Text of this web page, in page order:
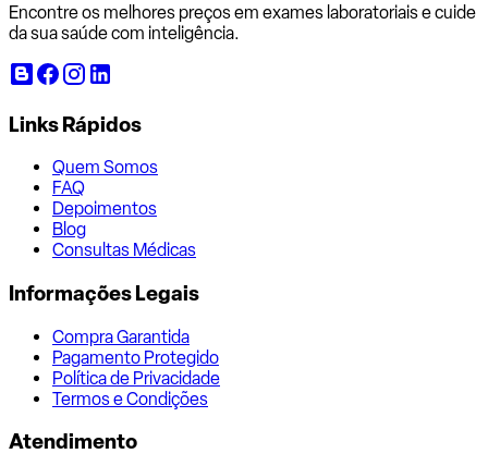
Encontre os melhores preços em exames laboratoriais e cuide
da sua saúde com inteligência.
Links Rápidos
Quem Somos
FAQ
Depoimentos
Blog
Consultas Médicas
Informações Legais
Compra Garantida
Pagamento Protegido
Política de Privacidade
Termos e Condições
Atendimento